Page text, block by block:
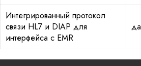
Интегрированный протокол
связи HL7 и DIAP для
интерфейса с EMR
да